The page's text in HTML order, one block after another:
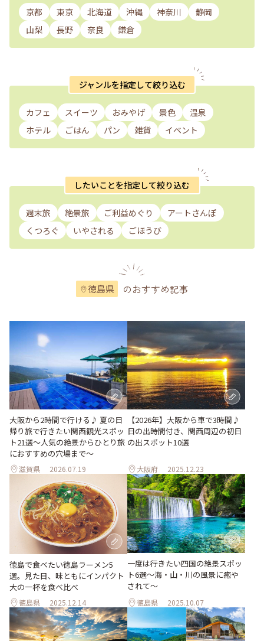
京都 東京 北海道 沖縄 神奈川
静岡
山梨
長野 奈良 鎌倉
ジャンルを指定して絞り込む
カフェ スイーツ おみやげ 景色
温泉
ホテル
ごはん パン 雑貨 イベント
したいことを指定して絞り込む
週末旅 絶景旅 ご利益めぐり
アートさんぽ
くつろぐ
いやされる ごほうび
徳島県 のおすすめ記事
大阪から2時間で行ける♪ 夏の日
帰り旅で行きたい関西観光スポッ
ト21選～人気の絶景からひとり旅
におすすめの穴場まで～
滋賀県 2026.07.19
【2026年】大阪から車で3時間♪
日の出時間付き、関西周辺の初日
の出スポット10選
大阪府 2025.12.23
徳島で食べたい徳島ラーメン5
選。見た目、味ともにインパクト
大の一杯を食べ比べ
徳島県 2025.12.14
一度は行きたい四国の絶景スポッ
ト6選〜海・山・川の風景に癒や
されて〜
徳島県 2025.10.07